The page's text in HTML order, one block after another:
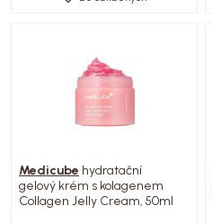
Medicube hydratační
gelový krém s kolagenem
Collagen Jelly Cream, 50ml